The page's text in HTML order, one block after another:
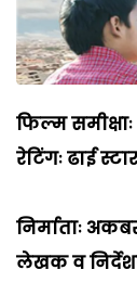
फिल्म समीक्षाः
रेटिंगः ढाई स्टार
निर्माताः
लेखक व